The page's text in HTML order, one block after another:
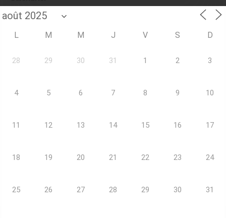
L M M J V S D
28 29 30 31 1 2 3
4 5 6 7 8 9 10
11 12 13 14 15 16 17
18 19 20 21 22 23 24
25 26 27 28 29 30 31